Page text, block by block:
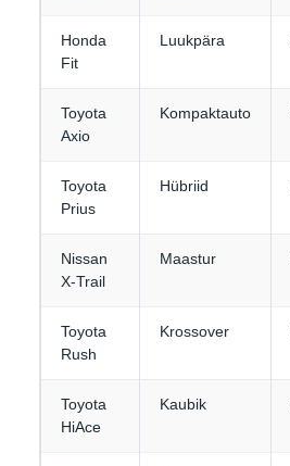
Honda
Fit
Luukpära
Toyota
Axio
Kompaktauto
Toyota
Prius
Hübriid
Nissan
X-Trail
Maastur
Toyota
Rush
Krossover
Toyota
HiAce
Kaubik